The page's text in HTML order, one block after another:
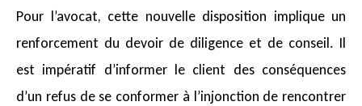
Pour l’avocat, cette nouvelle disposition implique un
renforcement du devoir de diligence et de conseil. Il
est impératif d’informer le client des conséquences
d’un refus de se conformer à l’injonction de rencontrer